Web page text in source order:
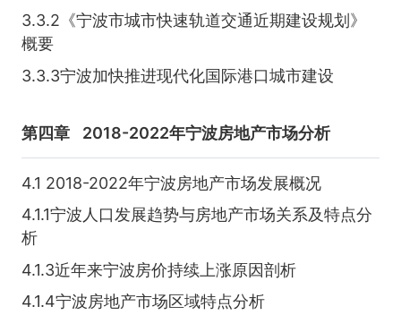
3.3.2《宁波市城市快速轨道交通近期建设规划》
概要
3.3.3宁波加快推进现代化国际港口城市建设
第四章 2018-2022年宁波房地产市场分析
4.1 2018-2022年宁波房地产市场发展概况
4.1.1宁波人口发展趋势与房地产市场关系及特点分
析
4.1.3近年来宁波房价持续上涨原因剖析
4.1.4宁波房地产市场区域特点分析